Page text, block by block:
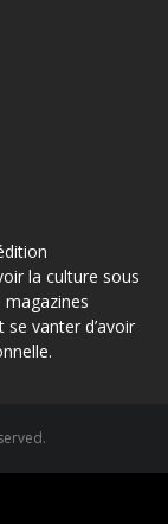
la culture sous
se vanter d’avoir